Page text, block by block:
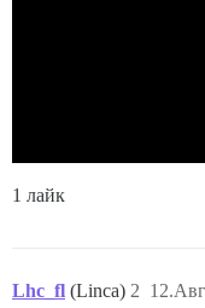
1 лайк
Lhc_fl (Linca) 2